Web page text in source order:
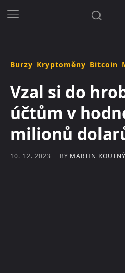
Burzy Kryptoměny Bitcoin
Vzal si do
účtům v
milionů
10. 12. 2023 BY MARTIN KOUTNÝ